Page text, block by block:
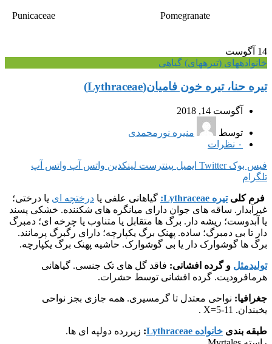
Pomegranate
Punicaceae
14 آگوست
خانواده‎های (تیره‎های) گیاهی
تیره حنا، تیره خون فامیان(Lythraceae)
آگوست 14, 2018
توسط
منیره نورمحمدی
۰ نظرات
فیس بوک Twitter ایمیل پینترست لینکدین واتس آپ واتس آپ
تلگرام
فرم کلیتیره Lythraceae: گیاهانی علفی یا درختچه ای یا درختی؛
غیرآبدار. ساقه های جوان دارای میانگره های شکننده. خشکی پسند
یا آبدوست؛ ریشه دار. برگ ها متقابل یا متناوب یا چرخه ای؛ دمبرگ
دار تا بی دمبرگ؛ ساده. پهنک برگ یکپارچه؛ دارای رگبرگ پرمانند.
برگ ها گوشوارک دار یا بی گوشوارک. حاشیه پهنک برگ یکپارچه.
تولیدمثل و گرده افشانی: فاقد گل های تک جنسی. گیاهانی
هرمافرودیت. گرده افشانی توسط حشرات.
جغرافیا: نواحی معتدل تا گرمسیری. همه جازی بجز نواحی
یخبندان. X=5-11 .
طبقه بندی خانواده Lythraceae : زیررده دولپه ای ها.